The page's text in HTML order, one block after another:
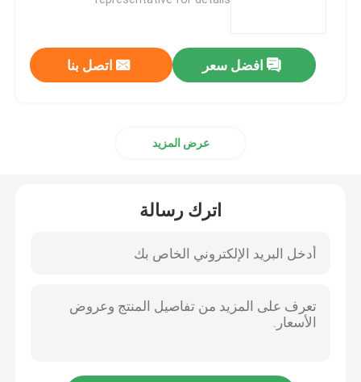
بنادق فوق وتحت
بنادق طلقة واحدة
افضل سعر اتصل بنا
عرض المزيد
اترك رسالة